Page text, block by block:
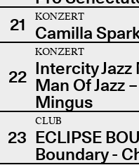
21
KONZERT
Camilla
22
KONZERT
Intercity Jazz
Man Of Jazz
Mingus
23
CLUB
ECLIPSE
Boundary -